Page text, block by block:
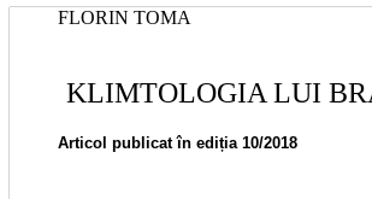
FLORIN TOMA
KLIMTOLOGIA LUI
Articol publicat în ediția 10/2018